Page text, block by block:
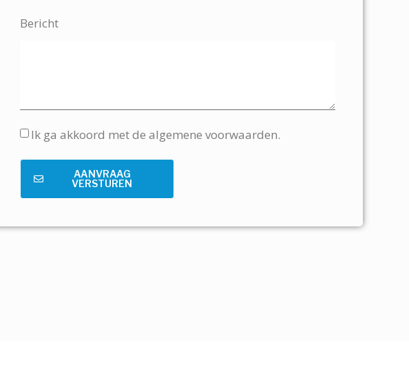
Bericht
Ik ga akkoord met de algemene voorwaarden.
AANVRAAG
VERSTUREN